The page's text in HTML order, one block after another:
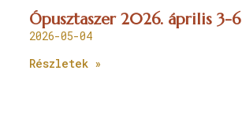
Ópusztaszer 2026. április 3-6
2026-05-04
Részletek »